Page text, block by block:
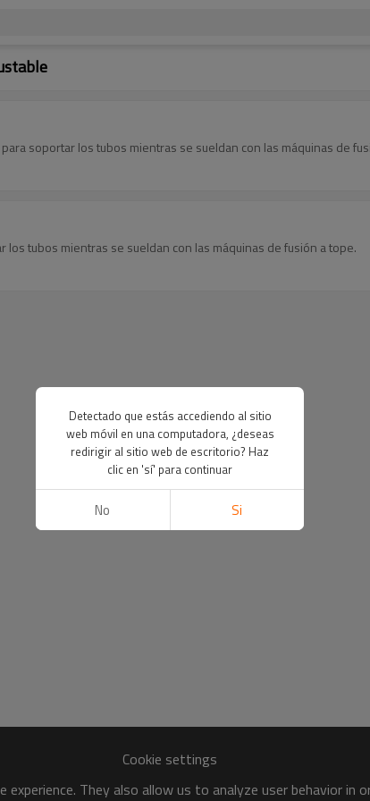
soportar los tubos mientras se sueldan con las máquinas de
tubos mientras se sueldan con las máquinas de fusión a tope.
Cookie settings
They also allow us to analyze user behavior
Detectado que estás accediendo al sitio
web móvil en una computadora, ¿deseas
redirigir al sitio web de escritorio? Haz
clic en 'sí' para continuar
No Si